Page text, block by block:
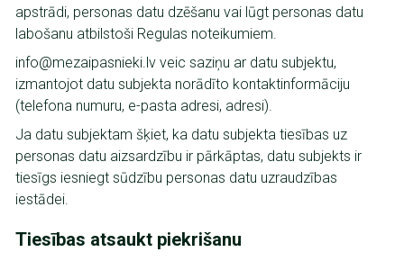
apstrādi, personas datu dzēšanu vai lūgt personas datu
labošanu atbilstoši Regulas noteikumiem.
info@mezaipasnieki.lv veic saziņu ar datu subjektu,
izmantojot datu subjekta norādīto kontaktinformāciju
(telefona numuru, e-pasta adresi, adresi).
Ja datu subjektam šķiet, ka datu subjekta tiesības uz
personas datu aizsardzību ir pārkāptas, datu subjekts ir
tiesīgs iesniegt sūdzību personas datu uzraudzības
iestādei.
Tiesības atsaukt piekrišanu